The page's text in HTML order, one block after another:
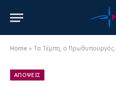
Home » Τα Τέμπη, ο Πρωθυπουργός
ΑΠΟΨΕΙΣ